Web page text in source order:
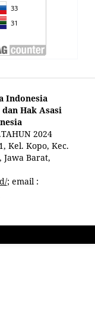
Indonesia
Hak Asasi
2024
Kel. Kopo, Kec.
Jawa Barat,
; email :